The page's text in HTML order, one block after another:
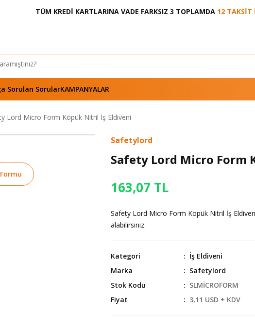
TÜM KREDİ KARTLARINA VADE FARKSIZ 3 TOPLAMDA 12 TAKSİT
Sorulan SorularKAMPANYALAR
Lord Micro Form Köpük Nitril İş Eldiveni
Safetylord
Safety Lord Micro Form
163,07 TL
Safety Lord Micro Form Köpük Nitril İş
alabilirsiniz.
Kategori
İş Eldiveni
Marka
Safetylord
Stok Kodu
SLMİCROFORM
Fiyat
3,11 USD + KDV